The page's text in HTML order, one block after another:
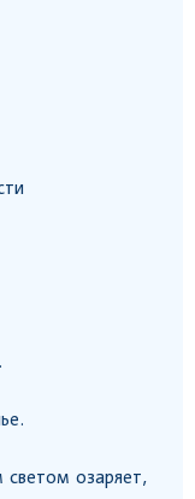
озаряет,